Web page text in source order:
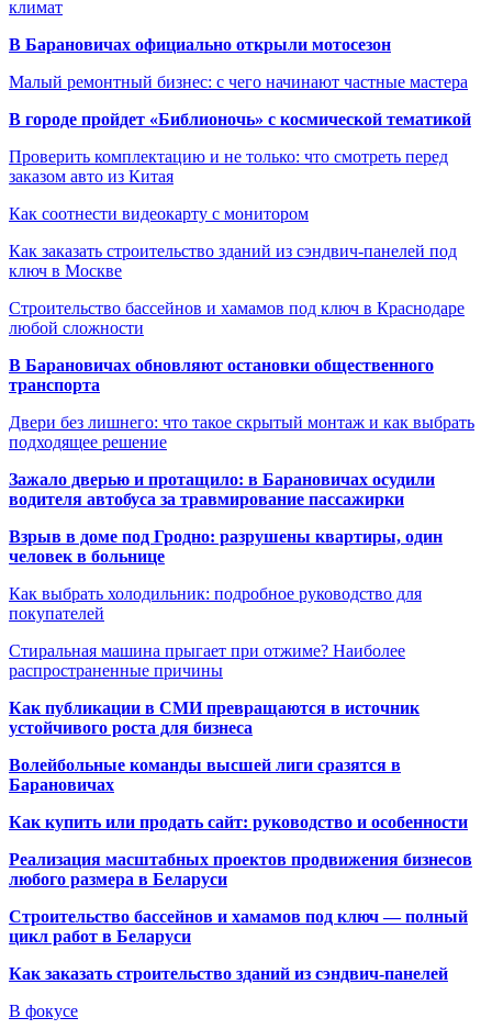
климат
В Барановичах официально открыли мотосезон
Малый ремонтный бизнес: с чего начинают частные мастера
В городе пройдет «Библионочь» с космической тематикой
Проверить комплектацию и не только: что смотреть перед
заказом авто из Китая
Как соотнести видеокарту с монитором
Как заказать строительство зданий из сэндвич-панелей под
ключ в Москве
Строительство бассейнов и хамамов под ключ в Краснодаре
любой сложности
В Барановичах обновляют остановки общественного
транспорта
Двери без лишнего: что такое скрытый монтаж и как выбрать
подходящее решение
Зажало дверью и протащило: в Барановичах осудили
водителя автобуса за травмирование пассажирки
Взрыв в доме под Гродно: разрушены квартиры, один
человек в больнице
Как выбрать холодильник: подробное руководство для
покупателей
Стиральная машина прыгает при отжиме? Наиболее
распространенные причины
Как публикации в СМИ превращаются в источник
устойчивого роста для бизнеса
Волейбольные команды высшей лиги сразятся в
Барановичах
Как купить или продать сайт: руководство и особенности
Реализация масштабных проектов продвижения бизнесов
любого размера в Беларуси
Строительство бассейнов и хамамов под ключ — полный
цикл работ в Беларуси
Как заказать строительство зданий из сэндвич-панелей
В фокусе